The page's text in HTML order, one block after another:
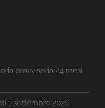
provvisoria 24 mesi
1 settembre 2026